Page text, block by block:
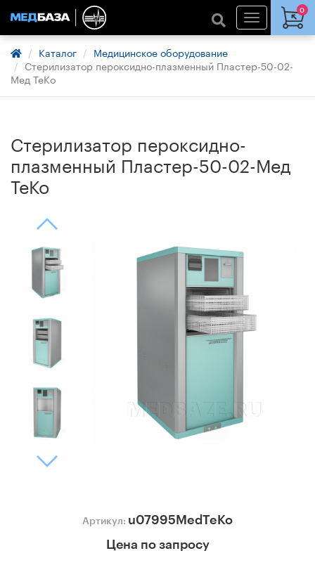
0
Каталог
Медицинское оборудование
Стерилизатор пероксидно-плазменный Пластер-50-02-
Мед ТеКо
Стерилизатор пероксидно-
плазменный Пластер-50-02-Мед
ТеКо
Артикул: u07995MedTeKo
Цена по запросу